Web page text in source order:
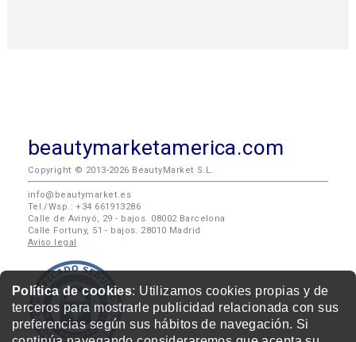
Política de cookies: Utilizamos cookies propias y de
terceros para mostrarle publicidad relacionada con sus
preferencias según sus hábitos de navegación. Si
beautymarketamerica.com
Copyright © 2013-2026 BeautyMarket S.L.
info@beautymarket.es
Tel./Wsp.: +34 661913286
Calle de Avinyó, 29 - bajos. 08002 Barcelona
Calle Fortuny, 51 - bajos. 28010 Madrid
Aviso legal